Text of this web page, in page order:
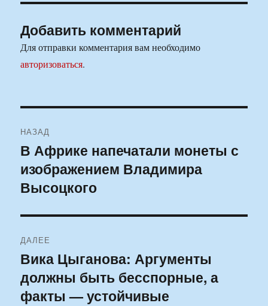
Добавить комментарий
Для отправки комментария вам необходимо
авторизоваться.
по
записям
НАЗАД
Предыдущая
запись:
В Африке напечатали монеты с
изображением Владимира
Высоцкого
ДАЛЕЕ
Следующая
запись:
Вика Цыганова: Аргументы
должны быть бесспорные, а
факты — устойчивые